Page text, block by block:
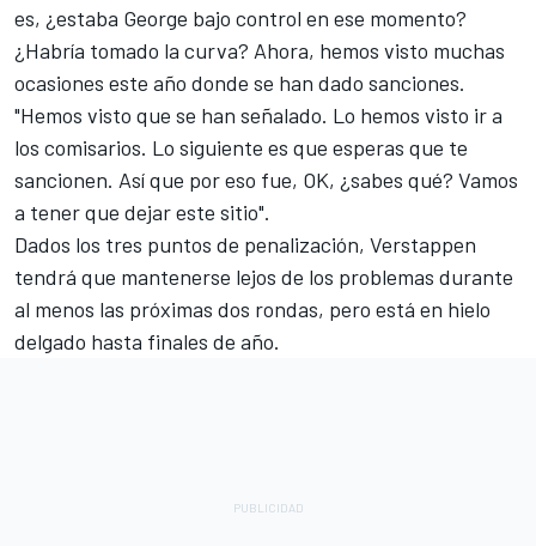
es, ¿estaba George bajo control en ese momento?
¿Habría tomado la curva? Ahora, hemos visto muchas
ocasiones este año donde se han dado sanciones.
"Hemos visto que se han señalado. Lo hemos visto ir a
los comisarios. Lo siguiente es que esperas que te
sancionen. Así que por eso fue, OK, ¿sabes qué? Vamos
a tener que dejar este sitio".
Dados los tres puntos de penalización, Verstappen
tendrá que mantenerse lejos de los problemas durante
al menos las próximas dos rondas, pero está en hielo
delgado hasta finales de año.